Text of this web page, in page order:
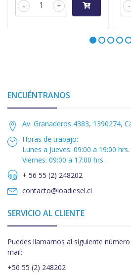
+
- -
ENCUÉNTRANOS
Av. Granaderos 4383, 1390274,
Horas de trabajo:
Lunes a Jueves: 09:00 a 19:00 hrs.
Viernes: 09:00 a 17:00 hrs.
+ 56 55 (2) 248202
contacto@loadiesel.cl
SERVICIO AL CLIENTE
Puedes llamarnos al siguiente
mail:
+56 55 (2) 248202